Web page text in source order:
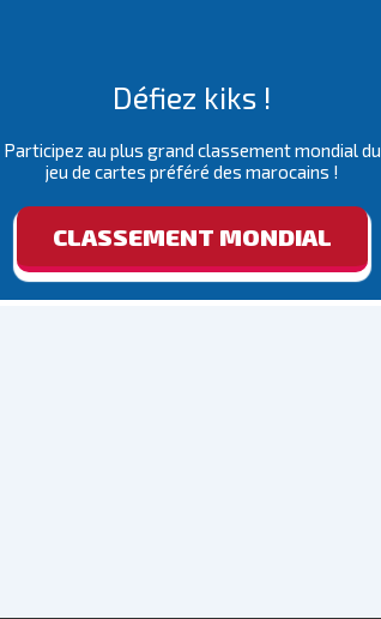
Défiez kiks !
Participez au plus grand classement mondial du
jeu de cartes préféré des marocains !
CLASSEMENT MONDIAL